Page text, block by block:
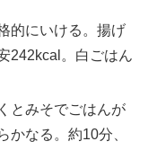
的にいける。揚げ
242kcal。白ごはん
とみそでごはんが
かなる。約10分、